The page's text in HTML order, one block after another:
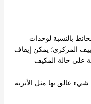
بالنسبة لوحدات
المركزي؛ يمكن إيقاف
على حالة المكيف
عالق بها مثل الأتربة